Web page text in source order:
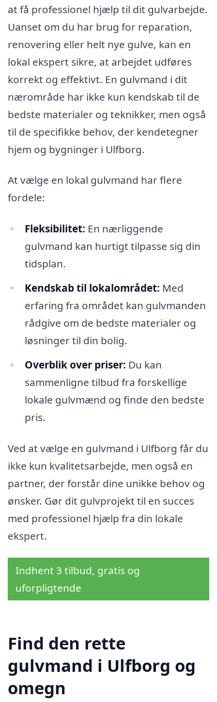
at få professionel hjælp til dit gulvarbejde.
Uanset om du har brug for reparation,
renovering eller helt nye gulve, kan en
lokal ekspert sikre, at arbejdet udføres
korrekt og effektivt. En gulvmand i dit
nærområde har ikke kun kendskab til de
bedste materialer og teknikker, men også
til de specifikke behov, der kendetegner
hjem og bygninger i Ulfborg.
At vælge en lokal gulvmand har flere
fordele:
Fleksibilitet: En nærliggende
gulvmand kan hurtigt tilpasse sig din
tidsplan.
Kendskab til lokalområdet: Med
erfaring fra området kan gulvmanden
rådgive om de bedste materialer og
løsninger til din bolig.
Overblik over priser: Du kan
sammenligne tilbud fra forskellige
lokale gulvmænd og finde den bedste
pris.
Ved at vælge en gulvmand i Ulfborg får du
ikke kun kvalitetsarbejde, men også en
partner, der forstår dine unikke behov og
ønsker. Gør dit gulvprojekt til en succes
med professionel hjælp fra din lokale
ekspert.
Indhent 3 tilbud, gratis og
uforpligtende
Find den rette
gulvmand i Ulfborg og
omegn